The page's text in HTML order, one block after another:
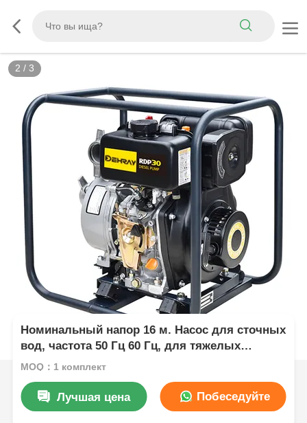
3 / 3
Номинальный напор 16 м. Насос для сточных
вод, частота 50 Гц 60 Гц, для тяжелых
условий эксплуатации, для муниципальных и
MOQ：1 комплект
Лучшая цена Побеседуйте